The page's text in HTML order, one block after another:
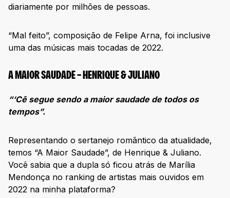
diariamente por milhões de pessoas.
“Mal feito”, composição de Felipe Arna, foi inclusive
uma das músicas mais tocadas de 2022.
A MAIOR SAUDADE – HENRIQUE & JULIANO
“‘Cê segue sendo a maior saudade de todos os
tempos”.
Representando o sertanejo romântico da atualidade,
temos “A Maior Saudade”, de Henrique & Juliano.
Você sabia que a dupla só ficou atrás de Marília
Mendonça no ranking de artistas mais ouvidos em
2022 na minha plataforma?